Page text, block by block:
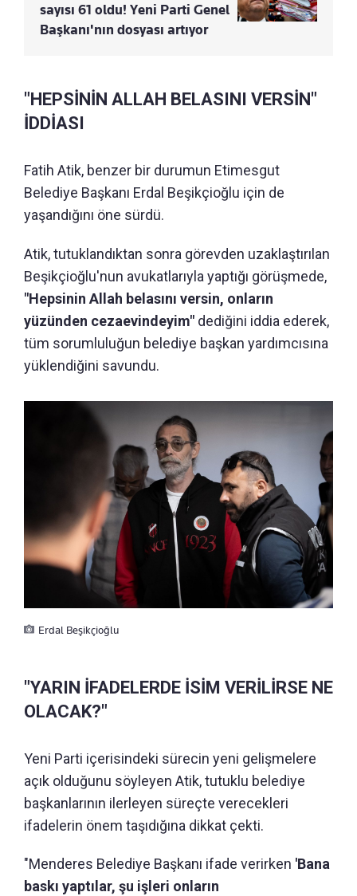
sayısı 61 oldu! Yeni Parti Genel
Başkanı'nın dosyası artıyor
"HEPSİNİN ALLAH BELASINI VERSİN"
İDDİASI
Fatih Atik, benzer bir durumun Etimesgut
Belediye Başkanı Erdal Beşikçioğlu için de
yaşandığını öne sürdü.
Atik, tutuklandıktan sonra görevden uzaklaştırılan
Beşikçioğlu'nun avukatlarıyla yaptığı görüşmede,
"Hepsinin Allah belasını versin, onların
yüzünden cezaevindeyim" dediğini iddia ederek,
tüm sorumluluğun belediye başkan yardımcısına
yüklendiğini savundu.
Erdal Beşikçioğlu
"YARIN İFADELERDE İSİM VERİLİRSE NE
OLACAK?"
Yeni Parti içerisindeki sürecin yeni gelişmelere
açık olduğunu söyleyen Atik, tutuklu belediye
başkanlarının ilerleyen süreçte verecekleri
ifadelerin önem taşıdığına dikkat çekti.
"Menderes Belediye Başkanı ifade verirken 'Bana
baskı yaptılar, şu işleri onların